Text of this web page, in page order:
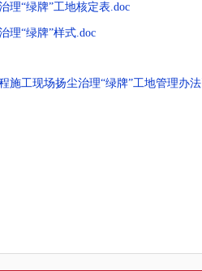
理“绿牌”工地核定表.doc
理“绿牌”样式.doc
施工现场扬尘治理“绿牌”工地管理办